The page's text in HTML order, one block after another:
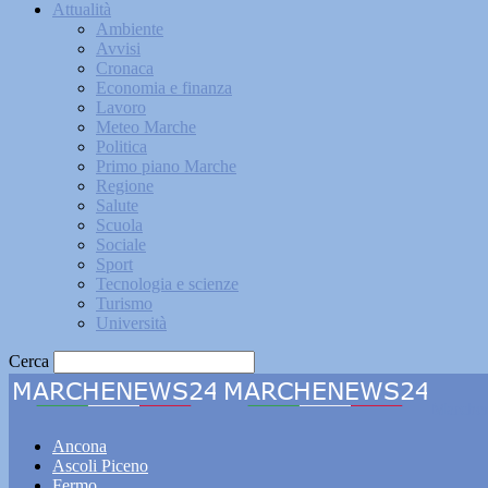
Attualità
Ambiente
Avvisi
Cronaca
Economia e finanza
Lavoro
Meteo Marche
Politica
Primo piano Marche
Regione
Salute
Scuola
Sociale
Sport
Tecnologia e scienze
Turismo
Università
Cerca
Ancona
Ascoli Piceno